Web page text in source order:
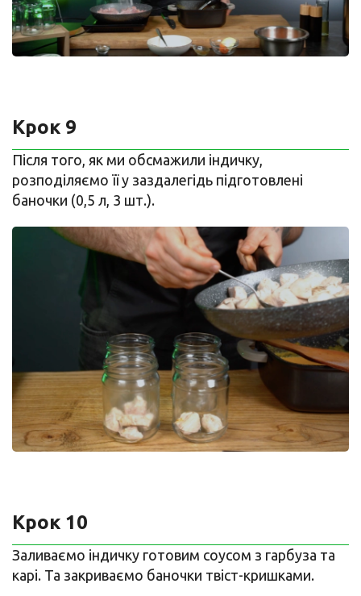
Крок 9
Після того, як ми обсмажили індичку,
розподіляємо її у заздалегідь підготовлені
баночки (0,5 л, 3 шт.).
Крок 10
Заливаємо індичку готовим соусом з гарбуза та
карі. Та закриваємо баночки твіст-кришками.